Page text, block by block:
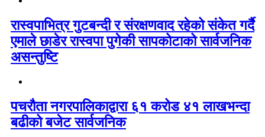
रास्वपाभित्र गुटबन्दी र संरक्षणवाद रहेको संकेत गर्दै
एमाले छाडेर रास्वपा पुगेकी सापकोटाको सार्वजनिक
असन्तुष्टि
पचरौता नगरपालिकाद्वारा ६१ करोड ४१ लाखभन्दा
बढीको बजेट सार्वजनिक